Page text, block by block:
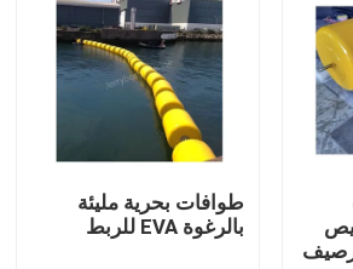
رصيف
طوافات بحرية مليئة
بالرغوة EVA للربط